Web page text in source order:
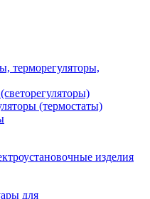
терморегуляторы,
(термостаты)
изделия
для